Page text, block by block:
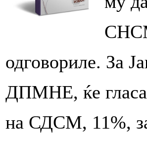
одговориле. За
ДПМНЕ, ќе
на СДСМ, 11%,